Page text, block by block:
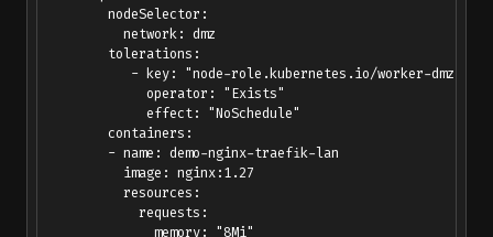
        nodeSelector:
          network: dmz
        tolerations:
           - key: "node-role.kubernetes.io/worker-dmz"
             operator: "Exists"
             effect: "NoSchedule"
        containers:
        - name: demo-nginx-traefik-lan
          image: nginx:1.27
          resources:
            requests:
              memory: "8Mi"